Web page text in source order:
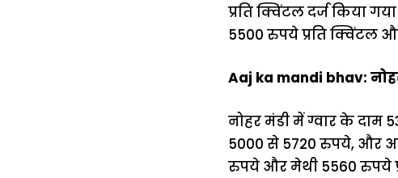
प्रति क्विंटल दर्ज किया
5500 रुपये प्रति क्विंटल
Aaj ka mandi bhav:
नोहर मंडी में ग्वार के दाम
5000 से 5720 रुपये, और
रुपये और मेथी 5560 रुपये